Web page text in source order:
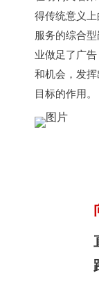
得传统意义
服务的综合
业做足了广
和机会，发
目标的作用。